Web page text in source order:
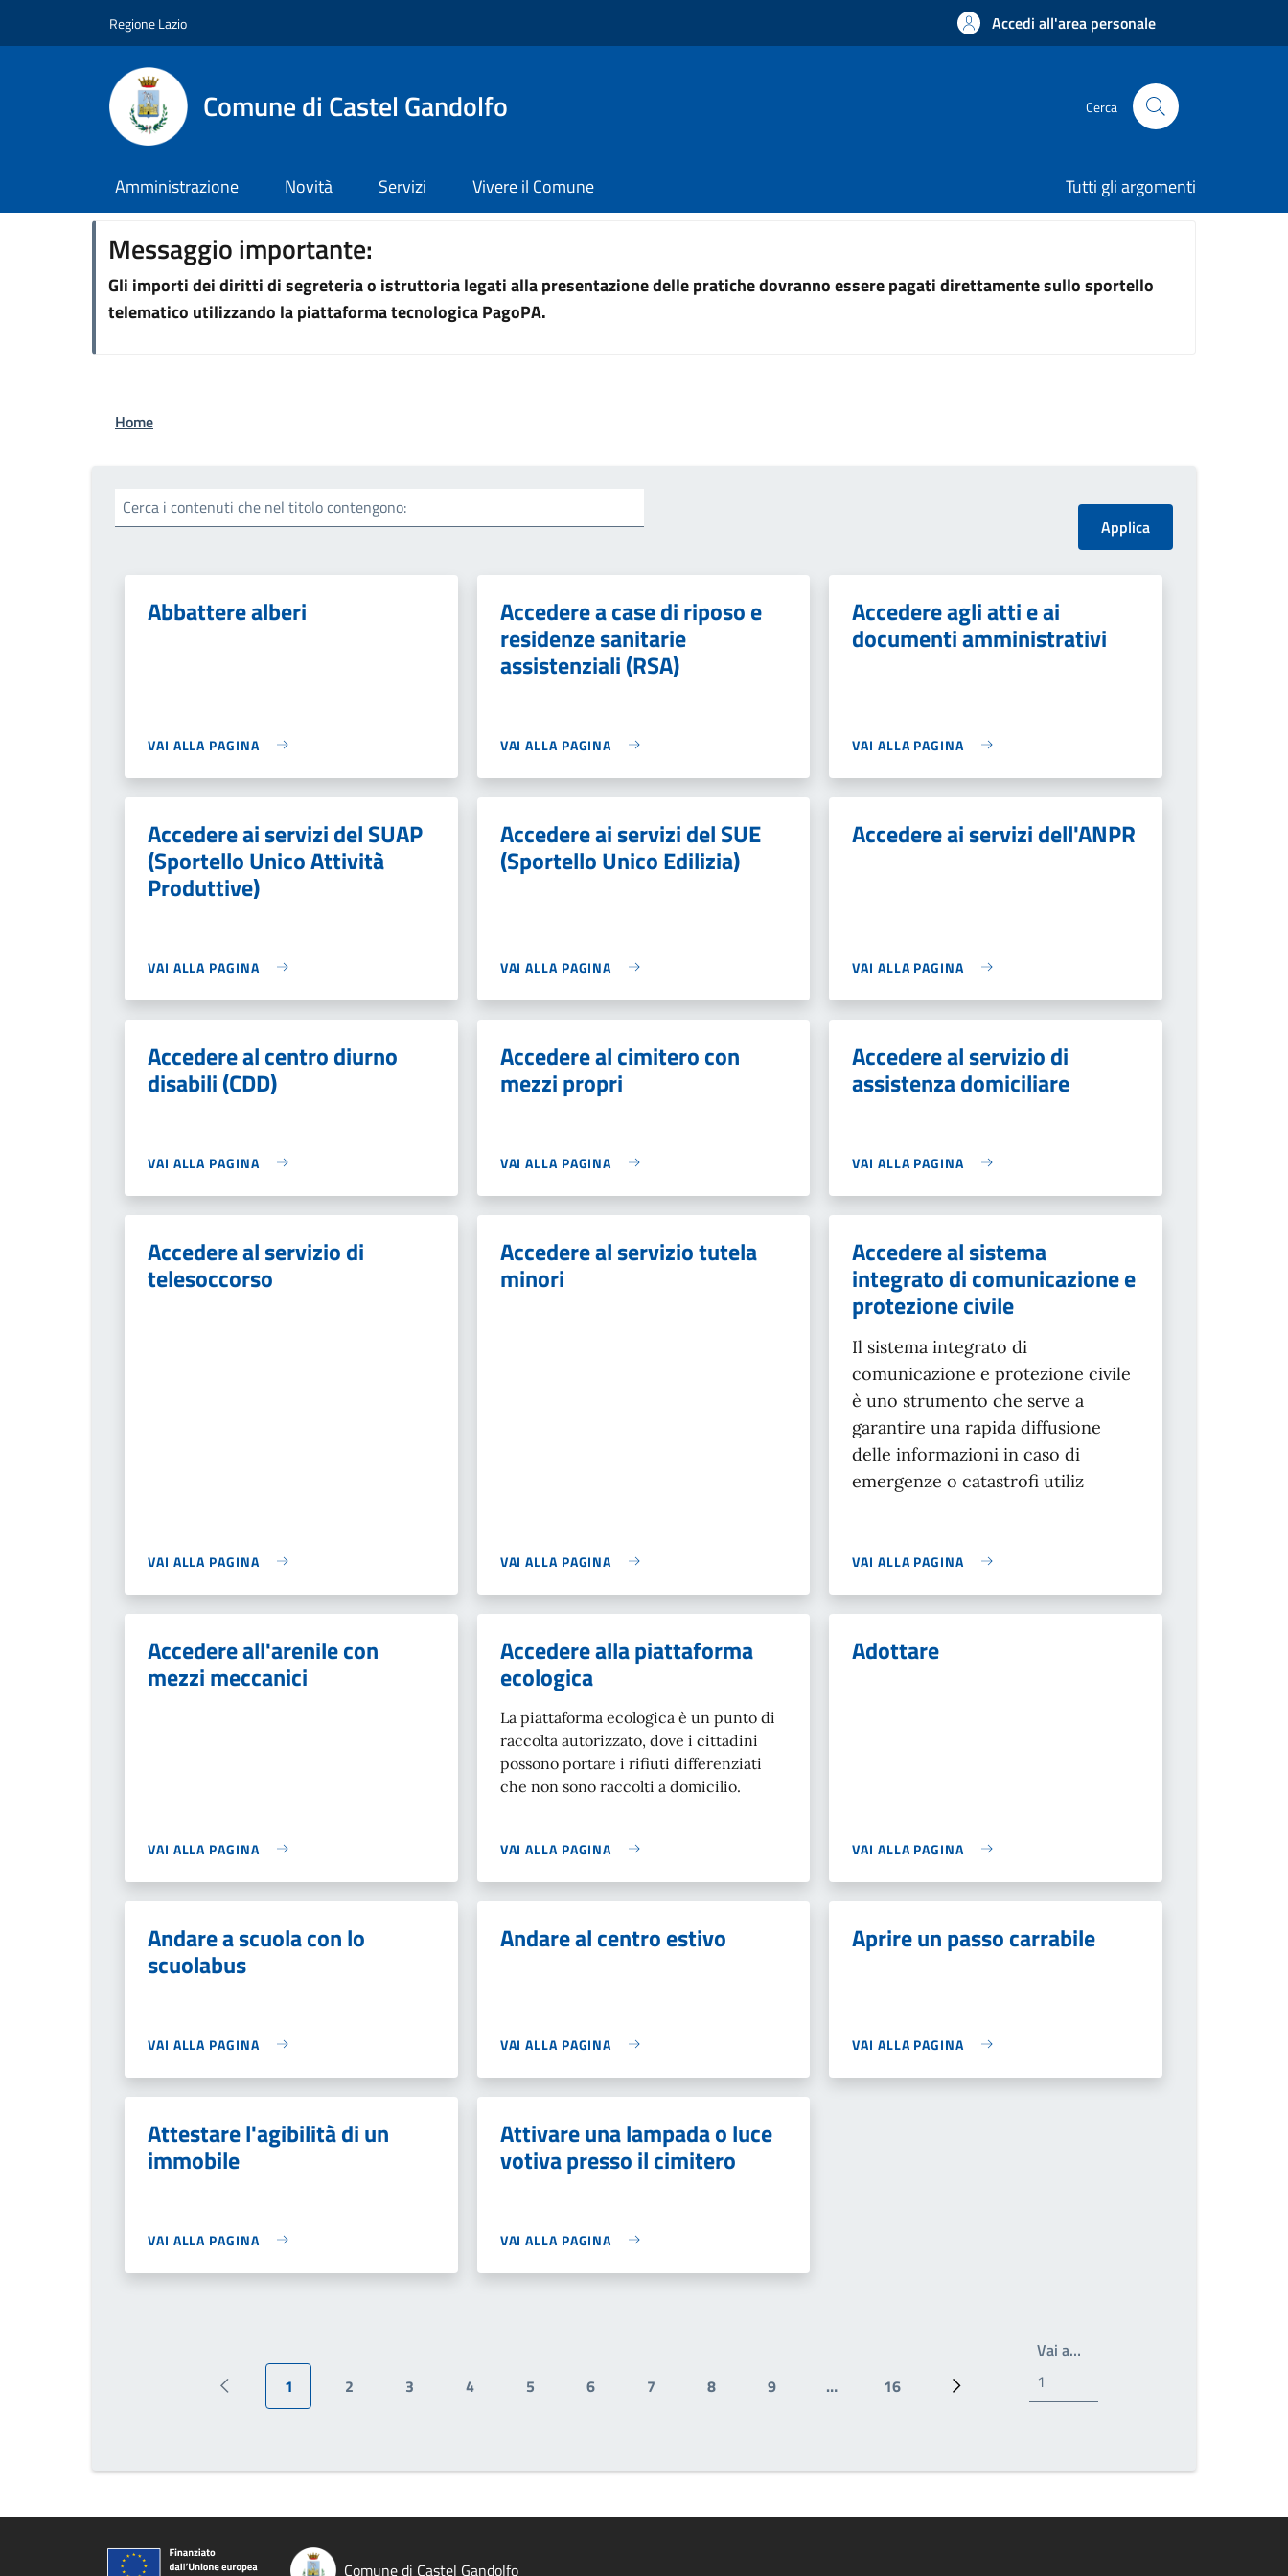
Regione Lazio Accedi all'area personale
Comune di Castel Gandolfo Cerca
Amministrazione Novità Servizi Vivere il Comune Tutti gli argomenti
Messaggio importante:
Gli importi dei diritti di segreteria o istruttoria legati alla presentazione delle pratiche dovranno essere pagati direttamente sullo sportello
telematico utilizzando la piattaforma tecnologica PagoPA.
Briciole di pane
Home
Cerca i contenuti che nel titolo contengono:
Abbattere alberi
VAI ALLA PAGINA
Accedere a case di riposo e
residenze sanitarie
assistenziali (RSA)
VAI ALLA PAGINA
Accedere agli atti e ai
documenti amministrativi
VAI ALLA PAGINA
Accedere ai servizi del SUAP
(Sportello Unico Attività
Produttive)
VAI ALLA PAGINA
Accedere ai servizi del SUE
(Sportello Unico Edilizia)
VAI ALLA PAGINA
Accedere ai servizi dell'ANPR
VAI ALLA PAGINA
Accedere al centro diurno
disabili (CDD)
VAI ALLA PAGINA
Accedere al cimitero con
mezzi propri
VAI ALLA PAGINA
Accedere al servizio di
assistenza domiciliare
VAI ALLA PAGINA
Accedere al servizio di
telesoccorso
VAI ALLA PAGINA
Accedere al servizio tutela
minori
VAI ALLA PAGINA
Accedere al sistema
integrato di comunicazione e
protezione civile
Il sistema integrato di
comunicazione e protezione civile
è uno strumento che serve a
garantire una rapida diffusione
delle informazioni in caso di
emergenze o catastrofi utiliz
VAI ALLA PAGINA
Accedere all'arenile con
mezzi meccanici
VAI ALLA PAGINA
Accedere alla piattaforma
ecologica
La piattaforma ecologica è un punto di
raccolta autorizzato, dove i cittadini
possono portare i rifiuti differenziati
che non sono raccolti a domicilio.
VAI ALLA PAGINA
Adottare
VAI ALLA PAGINA
Andare a scuola con lo
scuolabus
VAI ALLA PAGINA
Andare al centro estivo
VAI ALLA PAGINA
Aprire un passo carrabile
VAI ALLA PAGINA
Attestare l'agibilità di un
immobile
VAI ALLA PAGINA
Attivare una lampada o luce
votiva presso il cimitero
VAI ALLA PAGINA
Pagina precedente
Pagina attuale
1
Pagina
2
Pagina
3
Pagina
4
Pagina
5
Pagina
6
Pagina
7
Pagina
8
Pagina
9 …
Ultima pagina
16
Prossima pagina
Vai a…
Comune di Castel Gandolfo